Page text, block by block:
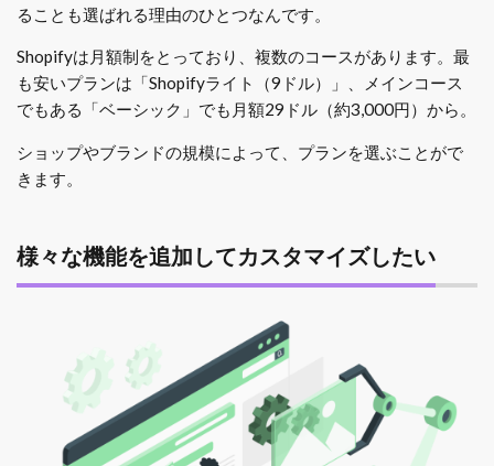
ることも選ばれる理由のひとつなんです。
Shopifyは月額制をとっており、複数のコースがあります。最
も安いプランは「Shopifyライト（9ドル）」、メインコース
でもある「ベーシック」でも月額29ドル（約3,000円）から。
ショップやブランドの規模によって、プランを選ぶことがで
きます。
様々な機能を追加してカスタマイズしたい